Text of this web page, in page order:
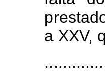
a XXV,